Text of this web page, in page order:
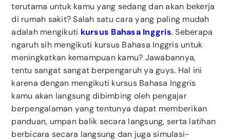
terutama untuk kamu yang sedang dan akan bekerja
di rumah sakit? Salah satu cara yang paling mudah
adalah mengikuti kursus Bahasa Inggris. Seberapa
ngaruh sih mengikuti kursus Bahasa Inggris untuk
meningkatkan kemampuan kamu? Jawabannya,
tentu sangat sangat berpengaruh ya guys. Hal ini
karena dengan mengikuti kursus Bahasa Inggris
kamu akan langsung dibimbing oleh pengajar
berpengalaman yang tentunya dapat memberikan
panduan, umpan balik secara langsung, serta latihan
berbicara secara langsung dan juga simulasi-